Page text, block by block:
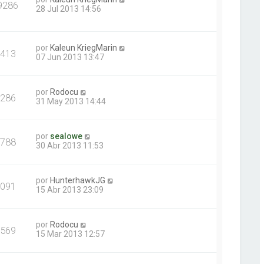
28 Jul 2013 14:56
porKaleun KriegMarin
07 Jun 2013 13:47
porRodocu
31 May 2013 14:44
por sealowe
30 Abr 2013 11:53
porHunterhawkJG
15 Abr 2013 23:09
porRodocu
15 Mar 2013 12:57